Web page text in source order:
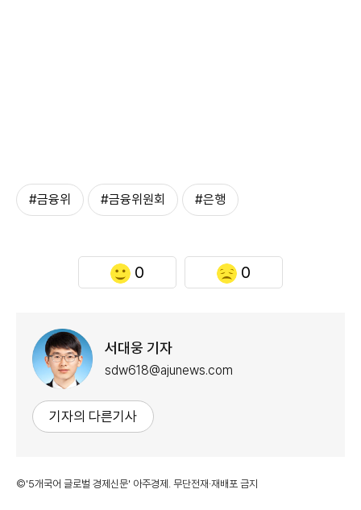
#금융위 #금융위원회 #은행
0 0
서대웅 기자
sdw618@ajunews.com
기자의 다른기사
©'5개국어 글로벌 경제신문' 아주경제. 무단전재·재배포 금지